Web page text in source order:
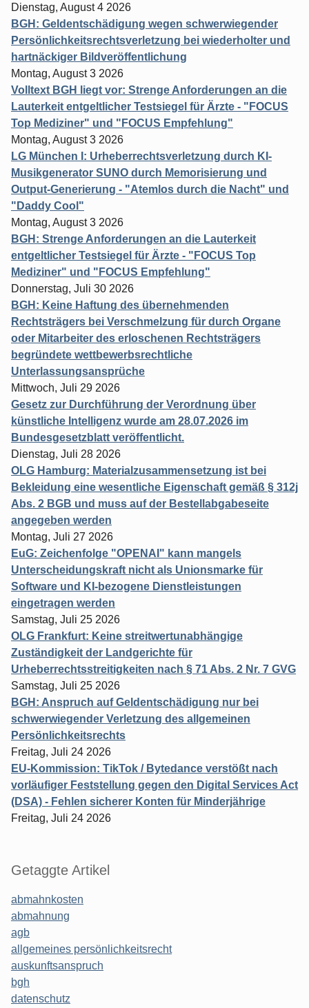
Dienstag, August 4 2026
BGH: Geldentschädigung wegen schwerwiegender
Persönlichkeitsrechtsverletzung bei wiederholter und
hartnäckiger Bildveröffentlichung
Montag, August 3 2026
Volltext BGH liegt vor: Strenge Anforderungen an die
Lauterkeit entgeltlicher Testsiegel für Ärzte - "FOCUS
Top Mediziner" und "FOCUS Empfehlung"
Montag, August 3 2026
LG München I: Urheberrechtsverletzung durch KI-
Musikgenerator SUNO durch Memorisierung und
Output-Generierung - "Atemlos durch die Nacht" und
"Daddy Cool"
Montag, August 3 2026
BGH: Strenge Anforderungen an die Lauterkeit
entgeltlicher Testsiegel für Ärzte - "FOCUS Top
Mediziner" und "FOCUS Empfehlung"
Donnerstag, Juli 30 2026
BGH: Keine Haftung des übernehmenden
Rechtsträgers bei Verschmelzung für durch Organe
oder Mitarbeiter des erloschenen Rechtsträgers
begründete wettbewerbsrechtliche
Unterlassungsansprüche
Mittwoch, Juli 29 2026
Gesetz zur Durchführung der Verordnung über
künstliche Intelligenz wurde am 28.07.2026 im
Bundesgesetzblatt veröffentlicht.
Dienstag, Juli 28 2026
OLG Hamburg: Materialzusammensetzung ist bei
Bekleidung eine wesentliche Eigenschaft gemäß § 312j
Abs. 2 BGB und muss auf der Bestellabgabeseite
angegeben werden
Montag, Juli 27 2026
EuG: Zeichenfolge "OPENAI" kann mangels
Unterscheidungskraft nicht als Unionsmarke für
Software und KI-bezogene Dienstleistungen
eingetragen werden
Samstag, Juli 25 2026
OLG Frankfurt: Keine streitwertunabhängige
Zuständigkeit der Landgerichte für
Urheberrechtsstreitigkeiten nach § 71 Abs. 2 Nr. 7 GVG
Samstag, Juli 25 2026
BGH: Anspruch auf Geldentschädigung nur bei
schwerwiegender Verletzung des allgemeinen
Persönlichkeitsrechts
Freitag, Juli 24 2026
EU-Kommission: TikTok / Bytedance verstößt nach
vorläufiger Feststellung gegen den Digital Services Act
(DSA) - Fehlen sicherer Konten für Minderjährige
Freitag, Juli 24 2026
Getaggte Artikel
abmahnkosten
abmahnung
agb
allgemeines persönlichkeitsrecht
auskunftsanspruch
bgh
datenschutz